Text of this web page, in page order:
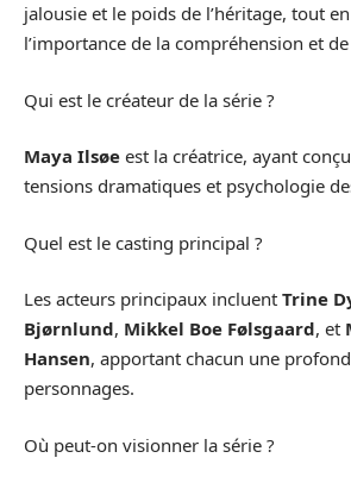
jalousie et le poids de l’héritage, tout
l’importance de la compréhension et
Qui est le créateur de la série ?
Maya Ilsøe est la créatrice, ayant
tensions dramatiques et psychologie
Quel est le casting principal ?
Les acteurs principaux incluent Trine
Bjørnlund, Mikkel Boe Følsgaard, et
Hansen, apportant chacun une
personnages.
Où peut-on visionner la série ?